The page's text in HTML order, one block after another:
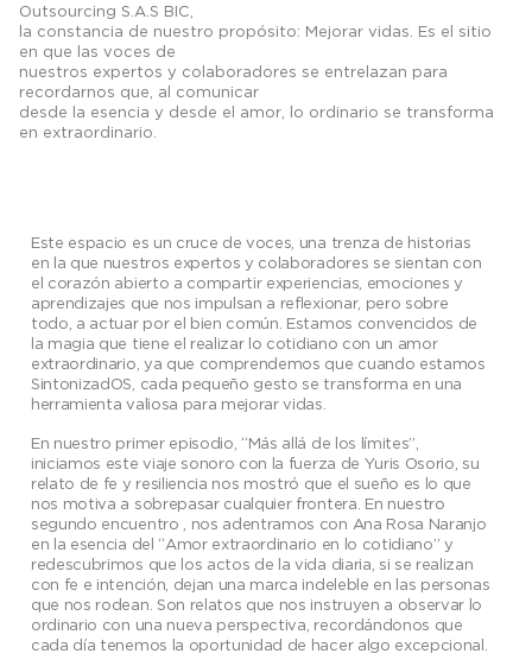
Outsourcing S.A.S BIC,
la constancia de nuestro propósito: Mejorar vidas. Es el sitio
en que las voces de
nuestros expertos y colaboradores se entrelazan para
recordarnos que, al comunicar
desde la esencia y desde el amor, lo ordinario se transforma
en extraordinario.
Este espacio es un cruce de voces, una trenza de historias
en la que nuestros expertos y colaboradores se sientan con
el corazón abierto a compartir experiencias, emociones y
aprendizajes que nos impulsan a reflexionar, pero sobre
todo, a actuar por el bien común. Estamos convencidos de
la magia que tiene el realizar lo cotidiano con un amor
extraordinario, ya que comprendemos que cuando estamos
SintonizadOS, cada pequeño gesto se transforma en una
herramienta valiosa para mejorar vidas.
En nuestro primer episodio, “Más allá de los límites”,
iniciamos este viaje sonoro con la fuerza de Yuris Osorio, su
relato de fe y resiliencia nos mostró que el sueño es lo que
nos motiva a sobrepasar cualquier frontera. En nuestro
segundo encuentro , nos adentramos con Ana Rosa Naranjo
en la esencia del “Amor extraordinario en lo cotidiano” y
redescubrimos que los actos de la vida diaria, si se realizan
con fe e intención, dejan una marca indeleble en las personas
que nos rodean. Son relatos que nos instruyen a observar lo
ordinario con una nueva perspectiva, recordándonos que
cada día tenemos la oportunidad de hacer algo excepcional.